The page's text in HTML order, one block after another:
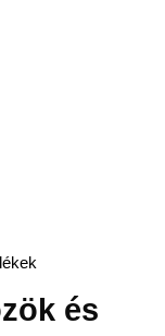
és